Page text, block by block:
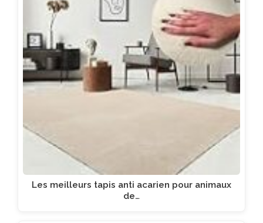
Les meilleurs tapis anti acarien pour animaux
de…